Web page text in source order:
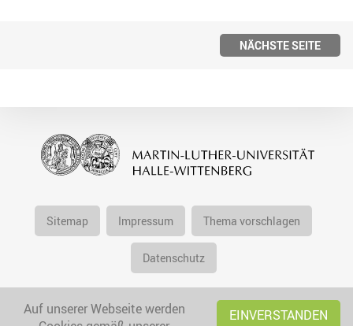
NÄCHSTE SEITE
Sitemap Impressum Thema vorschlagen
Datenschutz
Auf unserer Webseite werden
EINVERSTANDEN